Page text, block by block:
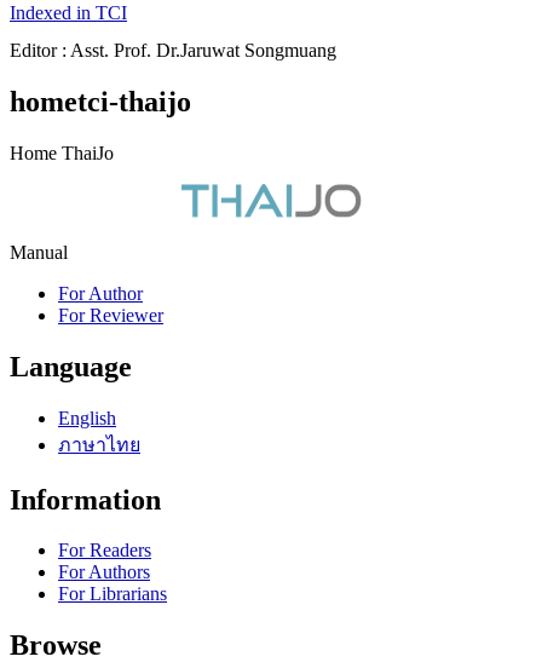
Indexed in TCI
Editor : Asst. Prof. Dr.Jaruwat Songmuang
hometci-thaijo
Home ThaiJo
Manual
For Author
For Reviewer
Language
English
ภาษาไทย
Information
For Readers
For Authors
For Librarians
Browse